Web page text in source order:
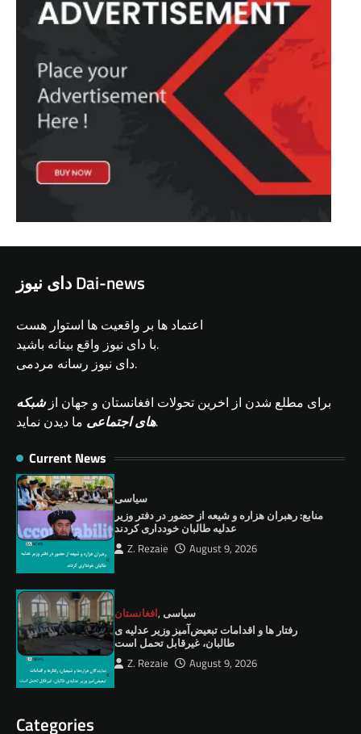
دای نیوز Dai-news
اعتماد ها بر واقعیت ها استوار هست
با دای نیوز واقع بینانه باشید.
دای نیوز رسانه مردمی.
برای مطلع شدن از اخرین تحولات افغانستان و جهان ازشبکه
های اجتماعیما دیدن نماید.
Current News
سیاسی
منابع: رهبران هزاره و شیعه از حضور در دفتر وزیر
عدلیه طالبان خودداری کردند
Z. Rezaie August 9, 2026
افغانستان, سیاسی
رفتار ها و اقدامات تبعیض‌آمیز وزیر عدلیه ی
طالبان، ‏غیرقابل تحمل است
Z. Rezaie August 9, 2026
Categories